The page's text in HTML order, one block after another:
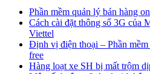
Phần mềm quản lý bán hàng
Cách cài đặt thông số 3G của
Viettel
Định vị điện thoại – Phần
free
Hàng loạt xe SH bị mất trộm